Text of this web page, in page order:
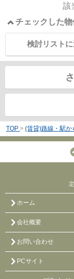
該
チェックした
検討リスト
TOP > (賃貸)路線・駅か
ホーム
会社概要
お問い合わせ
PCサイト